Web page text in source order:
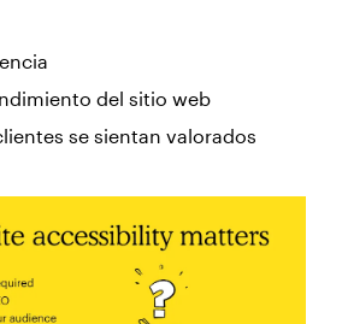
del sitio web
se sientan valorados